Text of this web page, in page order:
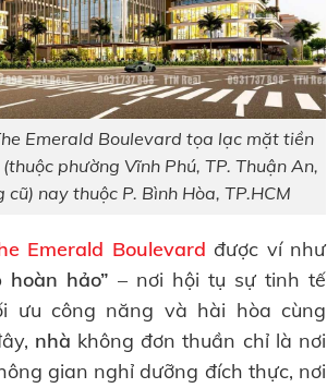
Emerald Boulevard tọa lạc mặt tiền
phường Vĩnh Phú, TP. Thuận An,
cũ) nay thuộc P. Bình Hòa, TP.HCM
Emerald Boulevard được ví như
hoàn hảo” – nơi hội tụ sự tinh tế
ưu công năng và hài hòa cùng
nhà không đơn thuần chỉ là nơi
gian nghỉ dưỡng đích thực, nơi